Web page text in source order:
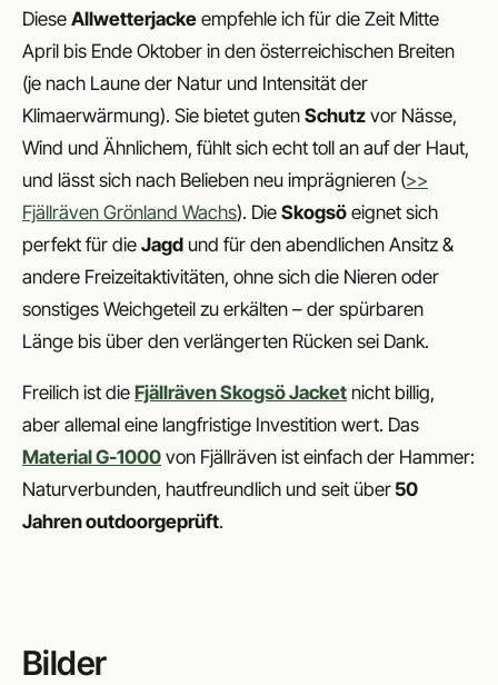
Diese Allwetterjacke empfehle ich für die Zeit Mitte
April bis Ende Oktober in den österreichischen Breiten
(je nach Laune der Natur und Intensität der
Klimaerwärmung). Sie bietet guten Schutz vor Nässe,
Wind und Ähnlichem, fühlt sich echt toll an auf der Haut,
und lässt sich nach Belieben neu imprägnieren (>>
Fjällräven Grönland Wachs). Die Skogsö eignet sich
perfekt für die Jagd und für den abendlichen Ansitz &
andere Freizeitaktivitäten, ohne sich die Nieren oder
sonstiges Weichgeteil zu erkälten – der spürbaren
Länge bis über den verlängerten Rücken sei Dank.
Freilich ist die Fjällräven Skogsö Jacket nicht billig,
aber allemal eine langfristige Investition wert. Das
Material G-1000 von Fjällräven ist einfach der Hammer:
Naturverbunden, hautfreundlich und seit über 50
Jahren outdoorgeprüft.
Bilder